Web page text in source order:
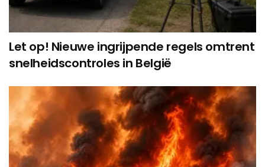
Let op! Nieuwe ingrijpende regels omtrent
snelheidscontroles in België